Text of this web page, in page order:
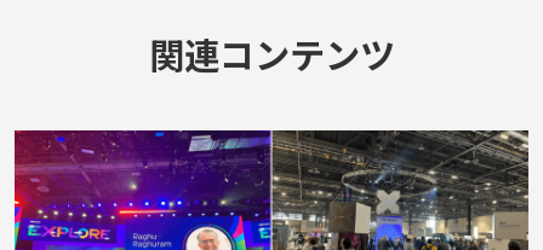
関連コンテンツ